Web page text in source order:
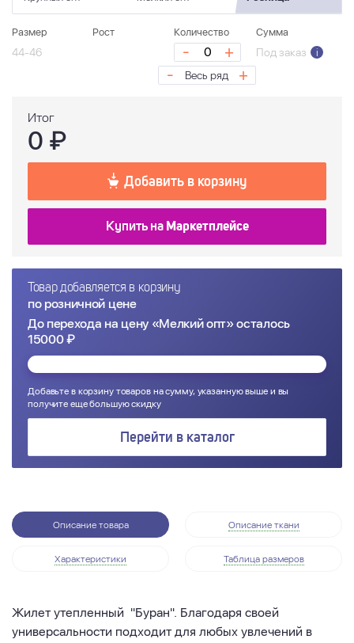
Размер Рост Количество Сумма
44-46 - + Под заказ i
- Весь ряд +
Итог
0 ₽
Добавить в корзину
Купить на Маркетплейсе
Товар добавляется в корзину
по розничной цене
До перехода на цену «Мелкий опт» осталось
15000 ₽
Добавьте в корзину товаров на сумму, указанную выше и вы
получите еще большую скидку
Перейти в каталог
Описание товара Описание ткани
Характеристики Таблица размеров
Жилет утепленный "Буран". Благодаря своей
универсальности подходит для любых увлечений в